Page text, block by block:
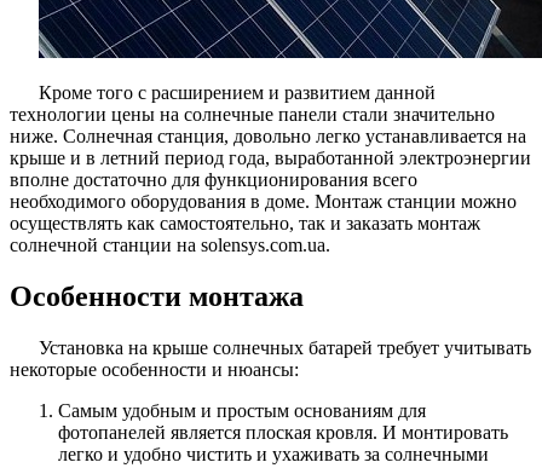
Кроме того с расширением и развитием данной
технологии цены на солнечные панели стали значительно
ниже. Солнечная станция, довольно легко устанавливается на
крыше и в летний период года, выработанной электроэнергии
вполне достаточно для функционирования всего
необходимого оборудования в доме. Монтаж станции можно
осуществлять как самостоятельно, так и заказать монтаж
солнечной станции на solensys.com.ua.
Особенности монтажа
Установка на крыше солнечных батарей требует учитывать
некоторые особенности и нюансы:
Самым удобным и простым основаниям для
фотопанелей является плоская кровля. И монтировать
легко и удобно чистить и ухаживать за солнечными